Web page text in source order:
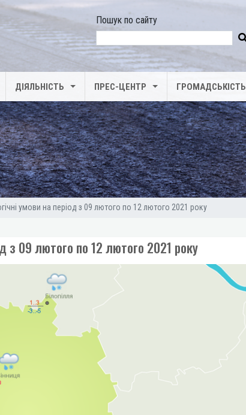
Пошук по сайту
ДІЯЛЬНІСТЬ ПРЕС-ЦЕНТР ГРОМАДСЬКІСТЬ
умови на період з 09 лютого по 12 лютого 2021 року
з 09 лютого по 12 лютого 2021 року